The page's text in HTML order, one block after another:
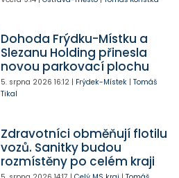
Dohoda Frýdku-Místku a
Slezanu Holding přinesla
novou parkovací plochu
5. srpna 2026 16:12| Frýdek-Místek| Tomáš
Tikal
Zdravotníci obměňují flotilu
vozů. Sanitky budou
rozmístěny po celém kraji